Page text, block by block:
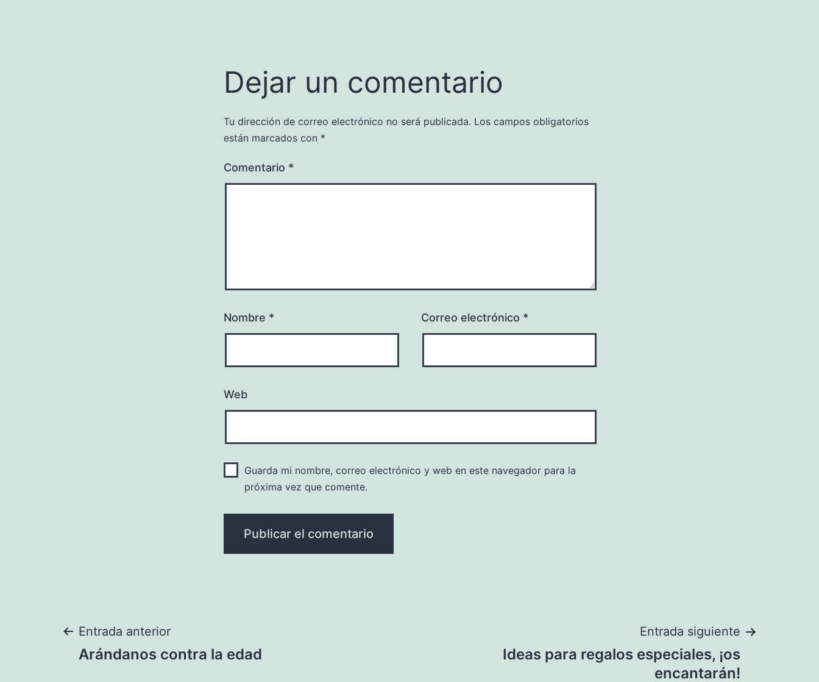
Dejar un comentario
Tu dirección de correo electrónico no será publicada. Los campos obligatorios
están marcados con *
Comentario *
Nombre * Correo electrónico *
Web
Guarda mi nombre, correo electrónico y web en este navegador para la
próxima vez que comente.
Navegación
Entrada anterior
Arándanos contra la edad
Entrada siguiente
Ideas para regalos especiales, ¡os
encantarán!